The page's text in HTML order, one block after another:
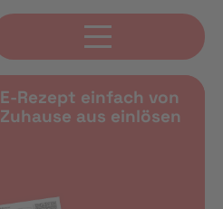
E-Rezept einfach von
Zuhause aus einlösen